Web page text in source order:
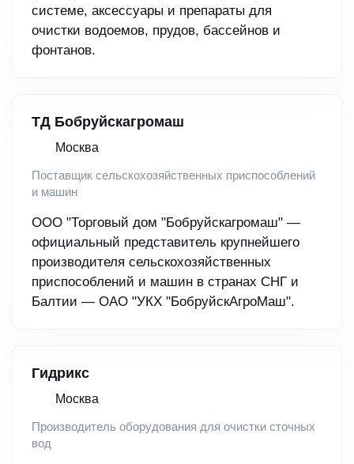
системе, аксессуары и препараты для
очистки водоемов, прудов, бассейнов и
фонтанов.
ТД Бобруйскагромаш
Москва
Поставщик сельскохозяйственных приспособлений
и машин
ООО "Торговый дом "Бобруйскагромаш" —
официальный представитель крупнейшего
производителя сельскохозяйственных
приспособлений и машин в странах СНГ и
Балтии — ОАО "УКХ "БобруйскАгроМаш".
Гидрикс
Москва
Производитель оборудования для очистки сточных
вод